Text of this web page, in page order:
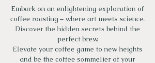
Embark on an enlightening exploration of
coffee roasting – where art meets science.
Discover the hidden secrets behind the
perfect brew.
Elevate your coffee game to new heights
and be the coffee sommelier of your